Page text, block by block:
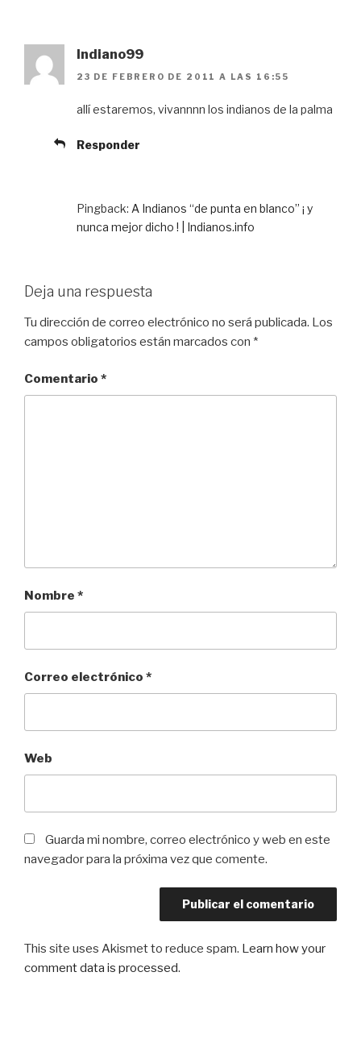
Indiano99
23 DE FEBRERO DE 2011 A LAS 16:55
allí estaremos, vivannnn los indianos de la palma
Responder
Pingback: A Indianos “de punta en blanco” ¡ y
nunca mejor dicho ! | Indianos.info
Deja una respuesta
Tu dirección de correo electrónico no será publicada. Los
campos obligatorios están marcados con *
Comentario *
Nombre *
Correo electrónico *
Web
Guarda mi nombre, correo electrónico y web en este
navegador para la próxima vez que comente.
This site uses Akismet to reduce spam. Learn how your
comment data is processed.